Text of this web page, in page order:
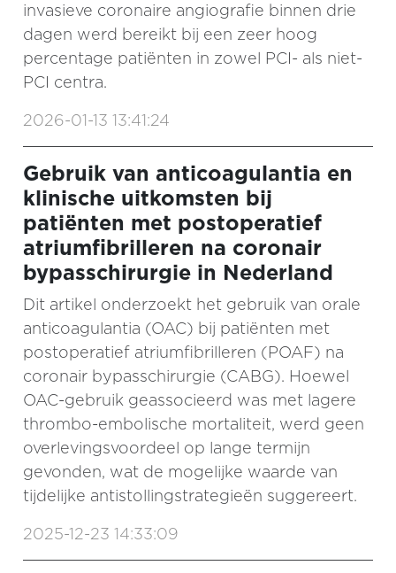
invasieve coronaire angiografie binnen drie
dagen werd bereikt bij een zeer hoog
percentage patiënten in zowel PCI- als niet-
PCI centra.
2026-01-13 13:41:24
Gebruik van anticoagulantia en
klinische uitkomsten bij
patiënten met postoperatief
atriumfibrilleren na coronair
bypasschirurgie in Nederland
Dit artikel onderzoekt het gebruik van orale
anticoagulantia (OAC) bij patiënten met
postoperatief atriumfibrilleren (POAF) na
coronair bypasschirurgie (CABG). Hoewel
OAC-gebruik geassocieerd was met lagere
thrombo-embolische mortaliteit, werd geen
overlevingsvoordeel op lange termijn
gevonden, wat de mogelijke waarde van
tijdelijke antistollingstrategieën suggereert.
2025-12-23 14:33:09